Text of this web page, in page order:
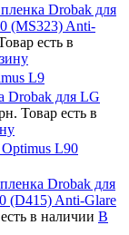
Drobak для
(MS323) Anti-
есть в
L9
Drobak для LG
Товар есть в
L90
Drobak для
(D415) Anti-Glare
в наличии В